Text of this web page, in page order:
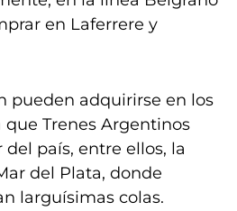
en Laferrere y
pueden adquirirse en los
Trenes Argentinos
país, entre ellos, la
del Plata, donde
larguísimas colas.